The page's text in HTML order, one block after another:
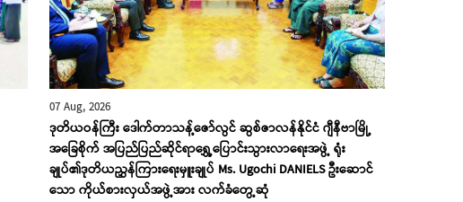
07 Aug, 2026
ဒုတိယဝန်ကြီး ဒေါက်တာသန့်ဇော်လွင် ဆွစ်ဇာလန်နိုင်ငံ ဂျီနီဗာမြို့
အခြေစိုက် အပြည်ပြည်ဆိုင်ရာရွှေ့ပြောင်းသွားလာရေးအဖွဲ့ ရုံး
ချုပ်၏ဒုတိယညွှန်ကြားရေးမှူးချုပ် Ms. Ugochi DANIELS ဦးဆောင်
သော ကိုယ်စားလှယ်အဖွဲ့အား လက်ခံတွေ့ဆုံ